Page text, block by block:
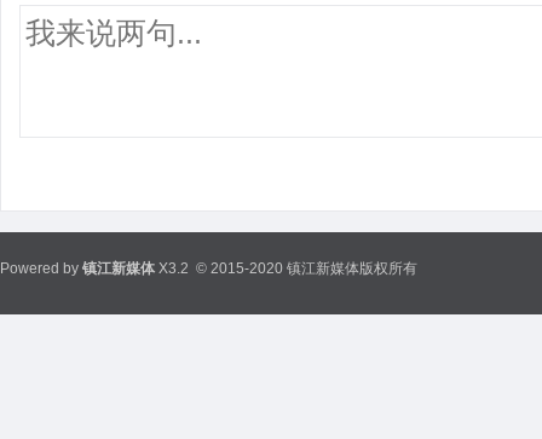
Powered by 镇江新媒体 X3.2 © 2015-2020 镇江新媒体版权所有